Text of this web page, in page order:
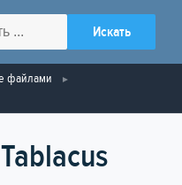
файлами